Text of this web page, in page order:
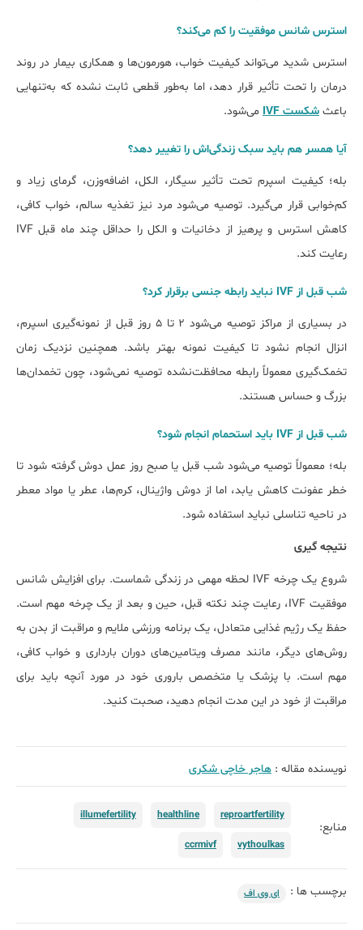
استرس شانس موفقیت را کم می‌کند؟
استرس شدید می‌تواند کیفیت خواب، هورمون‌ها و همکاری بیمار در روند
درمان را تحت تأثیر قرار دهد، اما به‌طور قطعی ثابت نشده که به‌تنهایی
باعث شکست IVF می‌شود.
آیا همسر هم باید سبک زندگی‌اش را تغییر دهد؟
بله؛ کیفیت اسپرم تحت تأثیر سیگار، الکل، اضافه‌وزن، گرمای زیاد و
کم‌خوابی قرار می‌گیرد. توصیه می‌شود مرد نیز تغذیه سالم، خواب کافی،
کاهش استرس و پرهیز از دخانیات و الکل را حداقل چند ماه قبل IVF
رعایت کند.
شب قبل از IVF نباید رابطه جنسی برقرار کرد؟
در بسیاری از مراکز توصیه می‌شود ۲ تا ۵ روز قبل از نمونه‌گیری اسپرم،
انزال انجام نشود تا کیفیت نمونه بهتر باشد. همچنین نزدیک زمان
تخمک‌گیری معمولاً رابطه محافظت‌نشده توصیه نمی‌شود، چون تخمدان‌ها
بزرگ و حساس هستند.
شب قبل از IVF باید استحمام انجام شود؟
بله؛ معمولاً توصیه می‌شود شب قبل یا صبح روز عمل دوش گرفته شود تا
خطر عفونت کاهش یابد، اما از دوش واژینال، کرم‌ها، عطر یا مواد معطر
در ناحیه تناسلی نباید استفاده شود.
نتیجه گیری
شروع یک چرخه IVF لحظه مهمی در زندگی شماست. برای افزایش شانس
موفقیت IVF، رعایت چند نکته قبل، حین و بعد از یک چرخه مهم است.
حفظ یک رژیم غذایی متعادل، یک برنامه ورزشی ملایم و مراقبت از بدن به
روش‌های دیگر، مانند مصرف ویتامین‌های دوران بارداری و خواب کافی،
مهم است. با پزشک یا متخصص باروری خود در مورد آنچه باید برای
مراقبت از خود در این مدت انجام دهید، صحبت کنید.
نویسنده مقاله : هاجر خاچی شکری
منابع:
reproartfertility
healthline
illumefertility
vythoulkas
ccrmivf
برچسب ها : ای وی اف